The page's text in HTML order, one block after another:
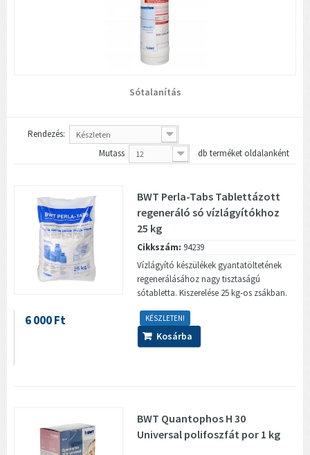
Sótalanítás
Rendezés: Készleten
Mutass 12 db terméket oldalanként
BWT Perla-Tabs Tablettázott
regeneráló só vízlágyítókhoz
25 kg
Cikkszám: 94239
Vízlágyító készülékek gyantatöltetének
regenerálásához nagy tisztaságú
sótabletta. Kiszerelése 25 kg-os zsákban.
KÉSZLETEN!
6 000 Ft
Kosárba
BWT Quantophos H 30
Universal polifoszfát por 1 kg